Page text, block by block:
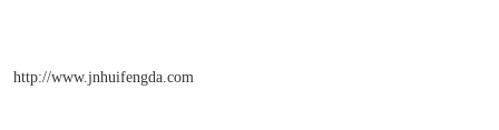
http://www.jnhuifengda.com